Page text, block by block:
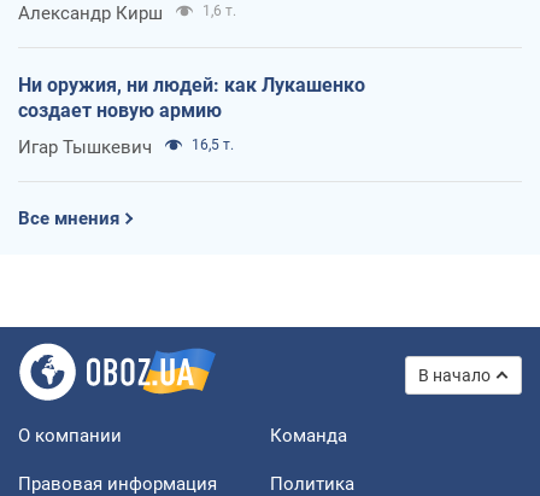
Александр Кирш 1,6 т.
Ни оружия, ни людей: как Лукашенко
создает новую армию
Игар Тышкевич 16,5 т.
Все мнения
В начало
О компании Команда
Правовая информация
Политика